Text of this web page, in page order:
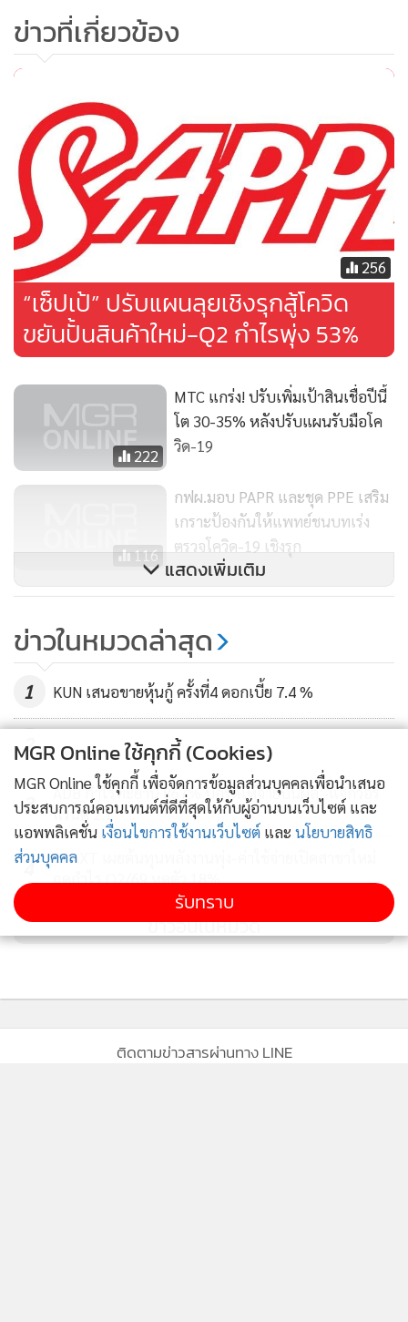
ข่าวที่เกี่ยวข้อง
256
“เซ็ปเป้” ปรับแผนลุยเชิงรุกสู้โควิด
ขยันปั้นสินค้าใหม่-Q2 กำไรพุ่ง 53%
222
MTC แกร่ง! ปรับเพิ่มเป้าสินเชื่อปีนี้
โต 30-35% หลังปรับแผนรับมือโค
วิด-19
116
กฟผ.มอบ PAPR และชุด PPE เสริม
เกราะป้องกันให้แพทย์ชนบทเร่ง
ตรวจโควิด-19 เชิงรุก
แสดงเพิ่มเติม
ข่าวในหมวดล่าสุด
1 KUN เสนอขายหุ้นกู้ ครั้งที่4 ดอกเบี้ย 7.4 %
2
3
ADB กำไรทะยาน 867% บอร์ดให้จ่ายปันผล -แจกวอร์
แรนต์ 2:1
4
CPAXT เผยต้นทุนพลังงานพุ่ง-ค่าใช้จ่ายเปิดสาขาใหม่
ฉุดกำไร Q2/69 หดตัว 18%
ข่าวอื่นในหมวด
ติดตามข่าวสารผ่านทาง LINE
MGR Online ใช้คุกกี้ (Cookies)
MGR Online ใช้คุกกี้ เพื่อจัดการข้อมูลส่วนบุคคลเพื่อนำเสนอ
ประสบการณ์คอนเทนต์ที่ดีที่สุดให้กับผู้อ่านบนเว็บไซต์ และ
แอพพลิเคชั่น เงื่อนไขการใช้งานเว็บไซต์ และ นโยบายสิทธิ
ส่วนบุคคล
รับทราบ